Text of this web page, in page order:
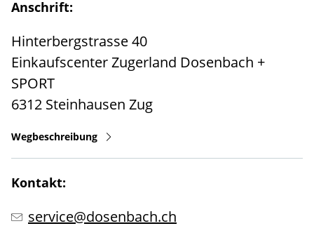
Anschrift:
Hinterbergstrasse 40
Einkaufscenter Zugerland Dosenbach +
SPORT
6312 Steinhausen Zug
Wegbeschreibung
Kontakt:
service@dosenbach.ch